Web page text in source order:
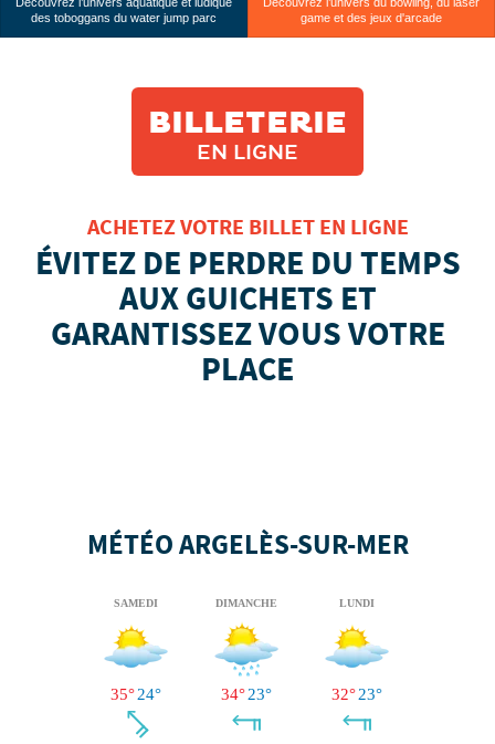
des toboggans du water jump parc
game et des jeux d'arcade
BILLETERIE
EN LIGNE
ACHETEZ VOTRE BILLET EN LIGNE
ÉVITEZ DE PERDRE DU TEMPS
AUX GUICHETS ET
GARANTISSEZ VOUS VOTRE
PLACE
MÉTÉO ARGELÈS-SUR-MER